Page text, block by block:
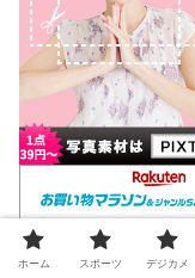
ホーム スポーツ デジカメ